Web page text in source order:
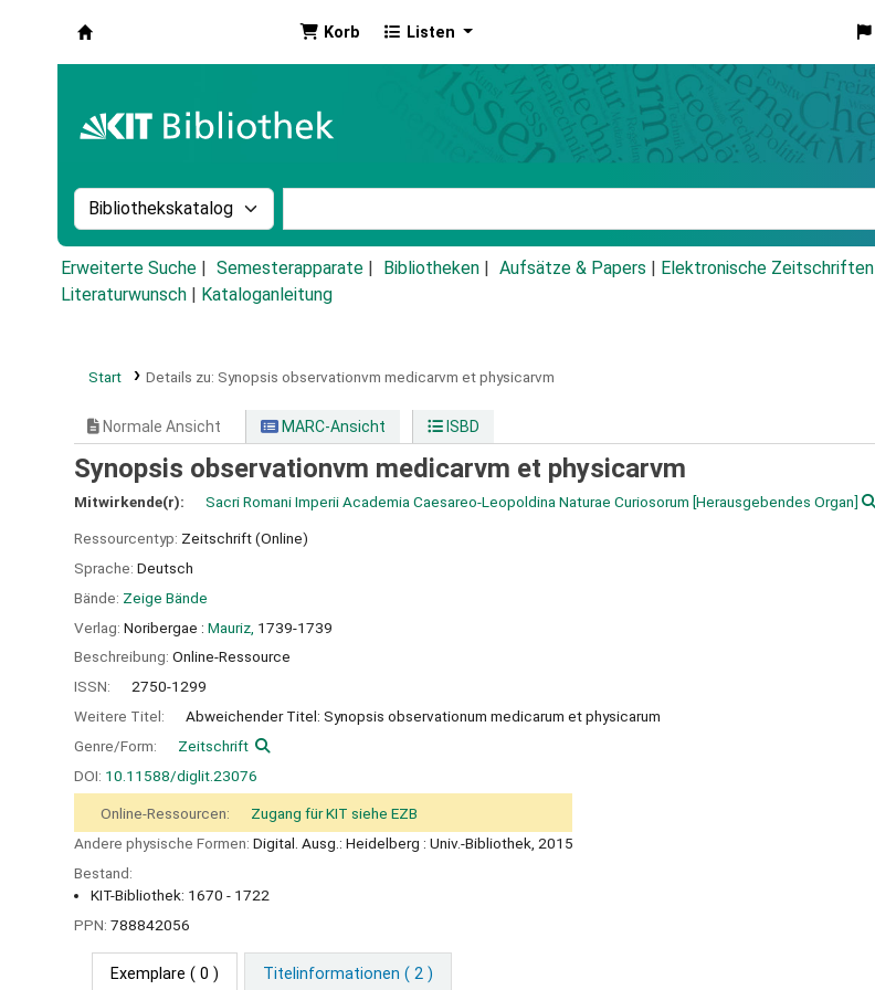
Korb Listen
Suche im Katalog nach:
Erweiterte Suche Semesterapparate Bibliotheken Aufsätze & Papers Elektronische Zeitschriften
Literaturwunsch
Kataloganleitung
Start Details zu: Synopsis observationvm medicarvm et physicarvm
Normale Ansicht MARC-Ansicht ISBD
Synopsis observationvm medicarvm et physicarvm
Mitwirkende(r): Sacri Romani Imperii Academia Caesareo-Leopoldina Naturae Curiosorum [Herausgebendes Organ]
Ressourcentyp: Zeitschrift (Online)
Sprache: Deutsch
Bände: Zeige Bände
Verlag: Noribergae : Mauriz, 1739-1739
Beschreibung: Online-Ressource
ISSN:
2750-1299
Weitere Titel:
Abweichender Titel: Synopsis observationum medicarum et physicarum
Genre/Form:
Zeitschrift
DOI: 10.11588/diglit.23076
Online-Ressourcen:
Zugang für KIT siehe EZB
Andere physische Formen: Digital. Ausg.: Heidelberg : Univ.-Bibliothek, 2015
Bestand:
KIT-Bibliothek: 1670 - 1722
PPN: 788842056
Exemplare ( 0 ) Titelinformationen ( 2 )